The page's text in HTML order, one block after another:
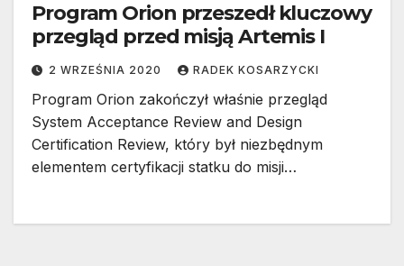
Program Orion przeszedł kluczowy
przegląd przed misją Artemis I
2 WRZEŚNIA 2020 RADEK KOSARZYCKI
Program Orion zakończył właśnie przegląd
System Acceptance Review and Design
Certification Review, który był niezbędnym
elementem certyfikacji statku do misji…